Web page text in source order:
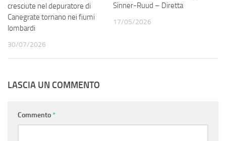
cresciute nel depuratore di
Canegrate tornano nei fiumi
lombardi
30/07/2026
Sinner-Ruud – Diretta
17/05/2026
LASCIA UN COMMENTO
Commento*